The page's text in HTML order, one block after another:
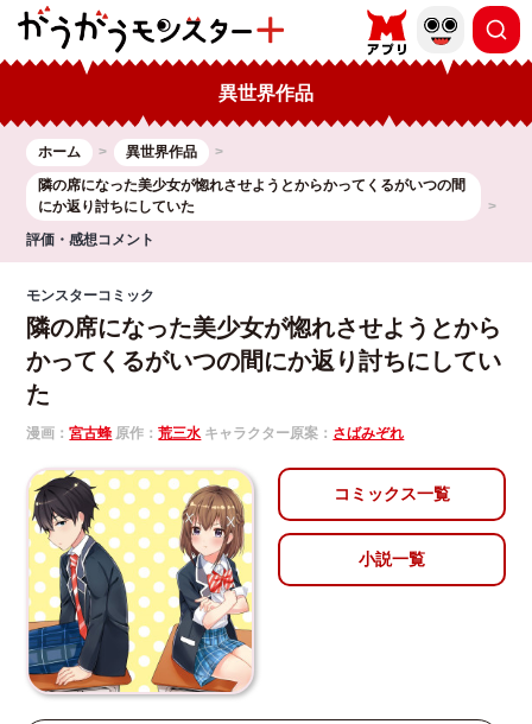
異世界作品
ホーム
異世界作品
隣の席になった美少女が惚れさせようとからかってくるがいつの間
にか返り討ちにしていた
評価・感想コメント
モンスターコミック
隣の席になった美少女が惚れさせようとから
かってくるがいつの間にか返り討ちにしてい
た
漫画：宮古蜂 原作：荒三水 キャラクター原案： さばみぞれ
コミックス一覧
小説一覧